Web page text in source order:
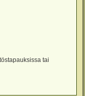
tai